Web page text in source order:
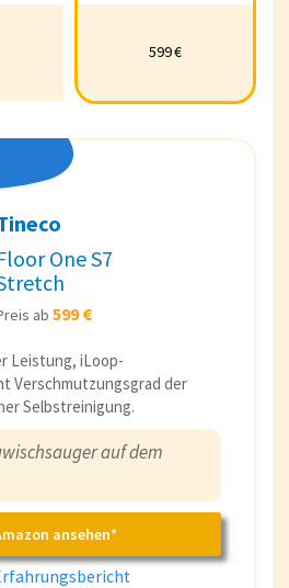
599 €
599 €
One S7
ab 599 €
Leistung, iLoop-
Verschmutzungsgrad der
Selbstreinigung.
auf dem
ansehen*